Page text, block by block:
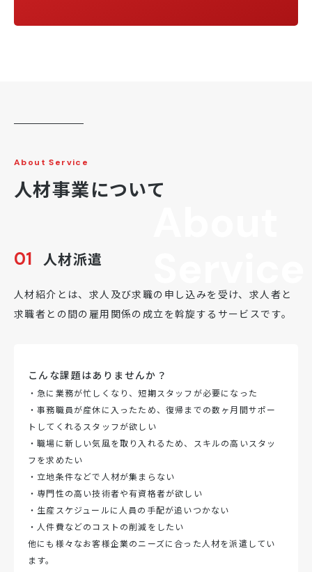
About Service
人材事業について
01 人材派遣
人材紹介とは、求人及び求職の申し込みを受け、求人者と
求職者との間の雇用関係の成立を斡旋するサービスです。
こんな課題はありませんか？
・急に業務が忙しくなり、短期スタッフが必要になった
・事務職員が産休に入ったため、復帰までの数ヶ月間サポー
トしてくれるスタッフが欲しい
・職場に新しい気風を取り入れるため、スキルの高いスタッ
フを求めたい
・立地条件などで人材が集まらない
・専門性の高い技術者や有資格者が欲しい
・生産スケジュールに人員の手配が追いつかない
・人件費などのコストの削減をしたい
他にも様々なお客様企業のニーズに合った人材を派遣してい
ます。